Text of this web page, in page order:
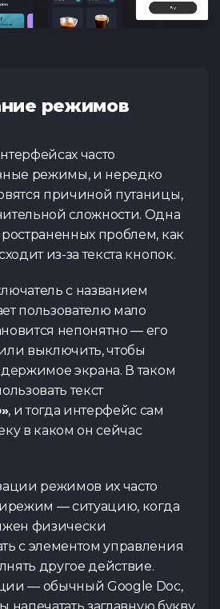
режимов
часто
режимы, и нередко
причиной путаницы,
сложности. Одна
проблем, как
из-за текста кнопок.
с названием
пользователю мало
непонятно — его
выключить, чтобы
экрана. В таком
текст
, и тогда интерфейс сам
в каком он сейчас
режимов их часто
— ситуацию, когда
физически
с элементом управления
другое действие.
— обычный Google Doc,